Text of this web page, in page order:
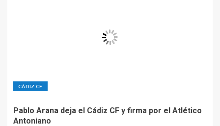
CÁDIZ CF
Pablo Arana deja el Cádiz CF y firma por el Atlético
Antoniano